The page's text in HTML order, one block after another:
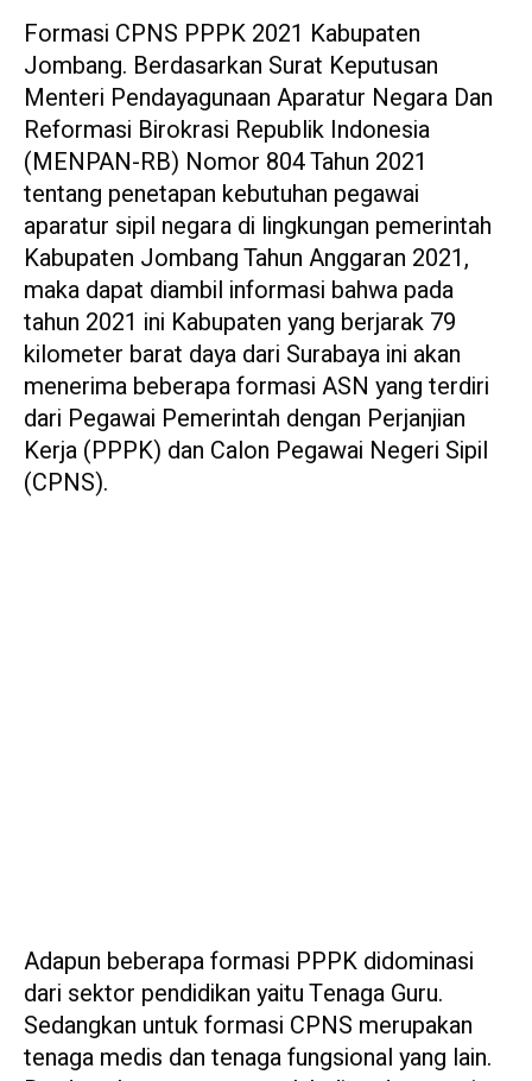
Formasi CPNS PPPK 2021 Kabupaten
Jombang. Berdasarkan Surat Keputusan
Menteri Pendayagunaan Aparatur Negara Dan
Reformasi Birokrasi Republik Indonesia
(MENPAN-RB) Nomor 804 Tahun 2021
tentang penetapan kebutuhan pegawai
aparatur sipil negara di lingkungan pemerintah
Kabupaten Jombang Tahun Anggaran 2021,
maka dapat diambil informasi bahwa pada
tahun 2021 ini Kabupaten yang berjarak 79
kilometer barat daya dari Surabaya ini akan
menerima beberapa formasi ASN yang terdiri
dari Pegawai Pemerintah dengan Perjanjian
Kerja (PPPK) dan Calon Pegawai Negeri Sipil
(CPNS).
Adapun beberapa formasi PPPK didominasi
dari sektor pendidikan yaitu Tenaga Guru.
Sedangkan untuk formasi CPNS merupakan
tenaga medis dan tenaga fungsional yang lain.